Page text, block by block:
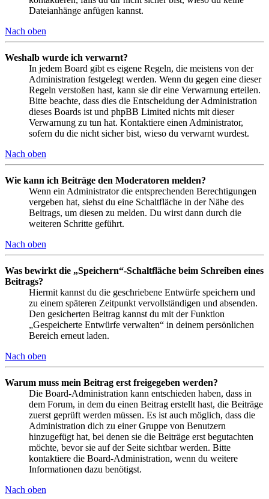
Dateianhänge anfügen kannst.
Nach oben
Weshalb wurde ich verwarnt?
In jedem Board gibt es eigene Regeln, die meistens von der
Administration festgelegt werden. Wenn du gegen eine dieser
Regeln verstoßen hast, kann sie dir eine Verwarnung erteilen.
Bitte beachte, dass dies die Entscheidung der Administration
dieses Boards ist und phpBB Limited nichts mit dieser
Verwarnung zu tun hat. Kontaktiere einen Administrator,
sofern du die nicht sicher bist, wieso du verwarnt wurdest.
Nach oben
Wie kann ich Beiträge den Moderatoren melden?
Wenn ein Administrator die entsprechenden Berechtigungen
vergeben hat, siehst du eine Schaltfläche in der Nähe des
Beitrags, um diesen zu melden. Du wirst dann durch die
weiteren Schritte geführt.
Nach oben
Was bewirkt die „Speichern“-Schaltfläche beim Schreiben eines
Beitrags?
Hiermit kannst du die geschriebene Entwürfe speichern und
zu einem späteren Zeitpunkt vervollständigen und absenden.
Den gesicherten Beitrag kannst du mit der Funktion
„Gespeicherte Entwürfe verwalten“ in deinem persönlichen
Bereich erneut laden.
Nach oben
Warum muss mein Beitrag erst freigegeben werden?
Die Board-Administration kann entschieden haben, dass in
dem Forum, in dem du einen Beitrag erstellt hast, die Beiträge
zuerst geprüft werden müssen. Es ist auch möglich, dass die
Administration dich zu einer Gruppe von Benutzern
hinzugefügt hat, bei denen sie die Beiträge erst begutachten
möchte, bevor sie auf der Seite sichtbar werden. Bitte
kontaktiere die Board-Administration, wenn du weitere
Informationen dazu benötigst.
Nach oben